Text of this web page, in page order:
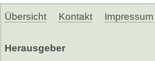
Übersicht Kontakt Impressum
Herausgeber